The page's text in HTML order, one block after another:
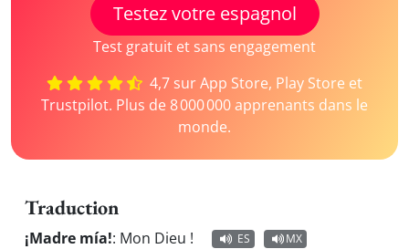
Testez votre espagnol
Test gratuit et sans engagement
4,7 sur App Store, Play Store et
Trustpilot. Plus de 8 000 000 apprenants dans le
monde.
Traduction
¡Madre mía!: Mon Dieu ! ES MX